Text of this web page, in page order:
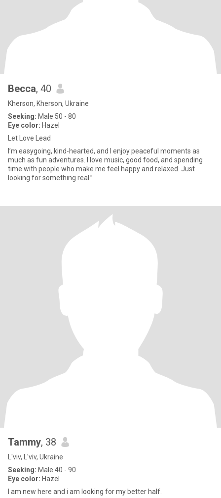
Becca, 40
Kherson, Kherson, Ukraine
Seeking: Male 50 - 80
Eye color: Hazel
Let Love Lead
I’m easygoing, kind-hearted, and I enjoy peaceful moments as
much as fun adventures. I love music, good food, and spending
time with people who make me feel happy and relaxed. Just
looking for something real.”
Tammy, 38
L'viv, L'viv, Ukraine
Seeking: Male 40 - 90
Eye color: Hazel
I am new here and i am looking for my better half.